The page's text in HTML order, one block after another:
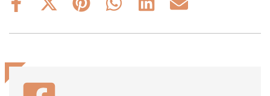
Share
Share
(Twitter)
Share
Share
Share
Share